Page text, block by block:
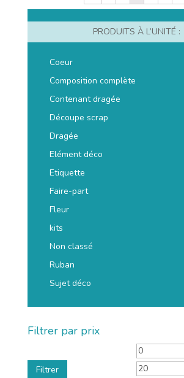
PRODUITS À L’UNITÉ :
Coeur
Composition complète
Contenant dragée
Découpe scrap
Dragée
Elément déco
Etiquette
Faire-part
Fleur
kits
Non classé
Ruban
Sujet déco
Filtrer par prix
Filtrer